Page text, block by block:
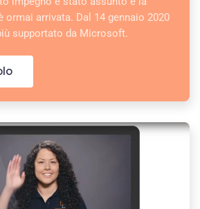
ormai arrivata. Dal 14 gennaio 2020
supportato da Microsoft.